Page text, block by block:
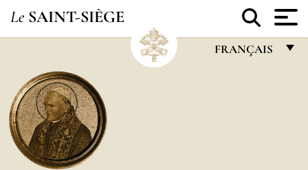
Le SAINT-SIÈGE
FRANÇAIS